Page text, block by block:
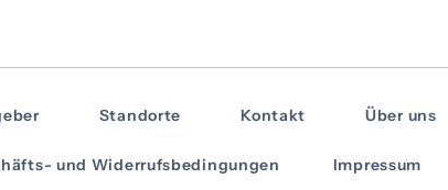
Standorte Kontakt Über uns
und Widerrufsbedingungen Impressum